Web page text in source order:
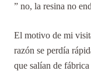
” no, la resina no
El motivo de mi
razón se perdía
que salían de